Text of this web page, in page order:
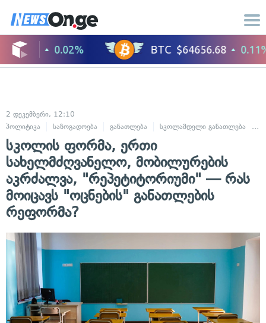
2 დეკემბერი, 12:10
პოლიტიკა
საზოგადოება განათლება სკოლამდელი განათლება
სკოლის ფორმა, ერთი
სახელმძღვანელო, მობილურების
აკრძალვა, "რეპეტიტორიუმი" — რას
მოიცავს "ოცნების" განათლების
რეფორმა?